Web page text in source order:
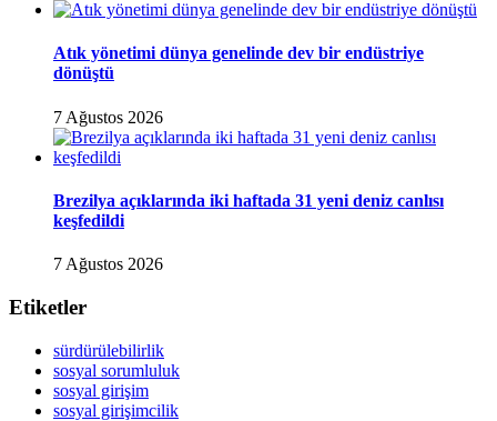
Atık yönetimi dünya genelinde dev bir endüstriye
dönüştü
7 Ağustos 2026
Brezilya açıklarında iki haftada 31 yeni deniz canlısı
keşfedildi
7 Ağustos 2026
Etiketler
sürdürülebilirlik
sosyal sorumluluk
sosyal girişim
sosyal girişimcilik